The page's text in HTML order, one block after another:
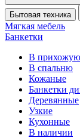
Бытовая техника
Мягкая мебель
Банкетки
В прихожую
В спальню
Кожаные
Банкетки
Деревянные
Узкие
Кухонные
В наличии